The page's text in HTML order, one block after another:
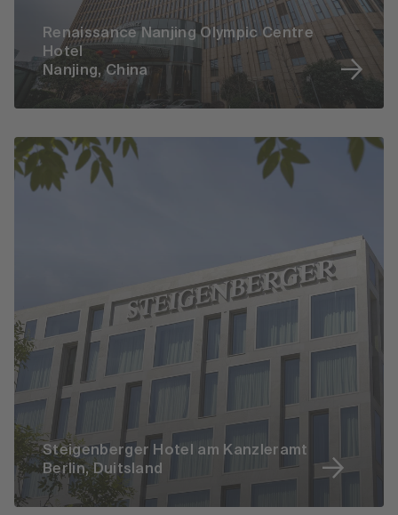
Renaissance Nanjing Olympic Centre
Hotel
Nanjing, China
Steigenberger Hotel am Kanzleramt
Berlin, Duitsland